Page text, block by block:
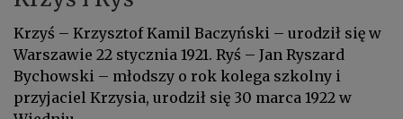
Krzyś – Krzysztof Kamil Baczyński – urodził się w
Warszawie 22 stycznia 1921. Ryś – Jan Ryszard
Bychowski – młodszy o rok kolega szkolny i
przyjaciel Krzysia, urodził się 30 marca 1922 w